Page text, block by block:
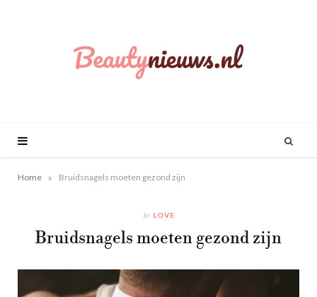
Home » Bruidsnagels moeten gezond zijn
In LOVE
Bruidsnagels moeten gezond zijn